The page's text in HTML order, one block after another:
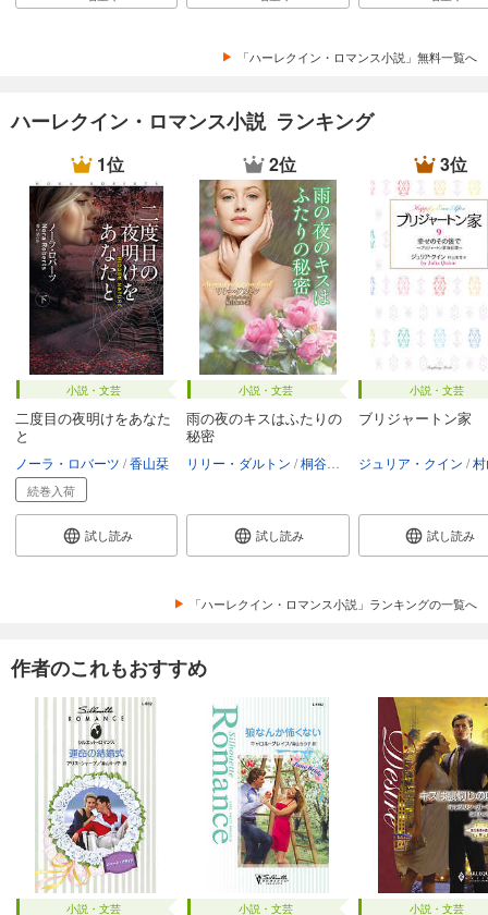
「ハーレクイン・ロマンス小説」無料一覧へ
ハーレクイン・ロマンス小説 ランキング
1位
小説・文芸
二度目の夜明けをあなた
と
ノーラ・ロバーツ 香山栞
続巻入荷
試し読み
2位
小説・文芸
雨の夜のキスはふたりの
秘密
リリー・ダルトン 桐谷知未
試し読み
3位
小説・文芸
ブリジャートン家
ジュリア・クイン 村
試し読み
「ハーレクイン・ロマンス小説」ランキングの一覧へ
作者のこれもおすすめ
小説・文芸 小説・文芸 小説・文芸